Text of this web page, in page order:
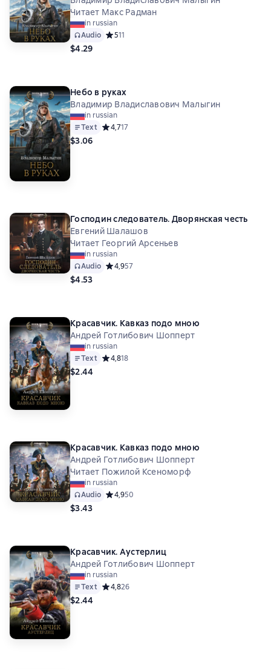
Читает Макс Радман
in russian
Audio Средний рейтинг 5 на основе 11 оценок
511
$4.29
Небо в руках
Владимир Владиславович Малыгин
in russian
Text Средний рейтинг 4,7 на основе 17 оценок
4,717
$3.06
Господин следователь. Дворянская честь
Евгений Шалашов
Читает Георгий Арсеньев
in russian
Audio Средний рейтинг 4,9 на основе 57 оценок
4,957
$4.53
Красавчик. Кавказ подо мною
Андрей Готлибович Шопперт
in russian
Text Средний рейтинг 4,8 на основе 18 оценок
4,818
$2.44
Красавчик. Кавказ подо мною
Андрей Готлибович Шопперт
Читает Пожилой Ксеноморф
in russian
Audio Средний рейтинг 4,9 на основе 50 оценок
4,950
$3.43
Красавчик. Аустерлиц
Андрей Готлибович Шопперт
in russian
Text Средний рейтинг 4,8 на основе 26 оценок
4,826
$2.44